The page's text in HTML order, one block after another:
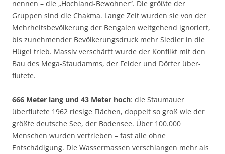
nennen – die „Hoch­land-Bewohner“. Die größte der
Gruppen sind die Chakma. Lange Zeit wur­den sie von der
Mehr­heits­bevölkerung der Bengal­en weitgehend ignoriert,
bis zunehmender Bevölkerungs­druck mehr Siedler in die
Hügel trieb. Massiv ver­schärft wurde der Konflikt mit den
Bau des Mega-Staudamms, der Felder und Dörfer über­
flutete.
666 Meter lang und 43 Meter hoch: die Staumauer
überflutete 1962 riesige Flächen, doppelt so groß wie der
größte deutsche See, der Bodensee. Über 100.000
Menschen wurden vertrieben – fast alle ohne
Entschädigung. Die Wassermassen verschlangen mehr als